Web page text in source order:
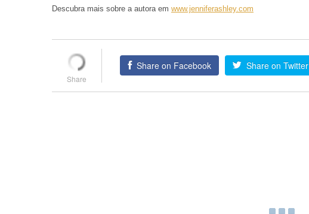
Descubra mais sobre a autora em www.jenniferashley.com
Share on Facebook Share on Twitter